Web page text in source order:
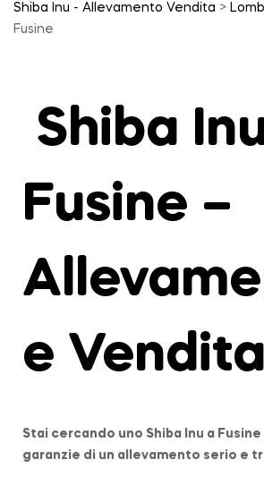
Shiba Inu - Allevamento Vendita >
Fusine
Shiba
Fusine –
e Vendita
Stai cercando uno Shiba Inu a Fusine
garanzie di un allevamento serio e